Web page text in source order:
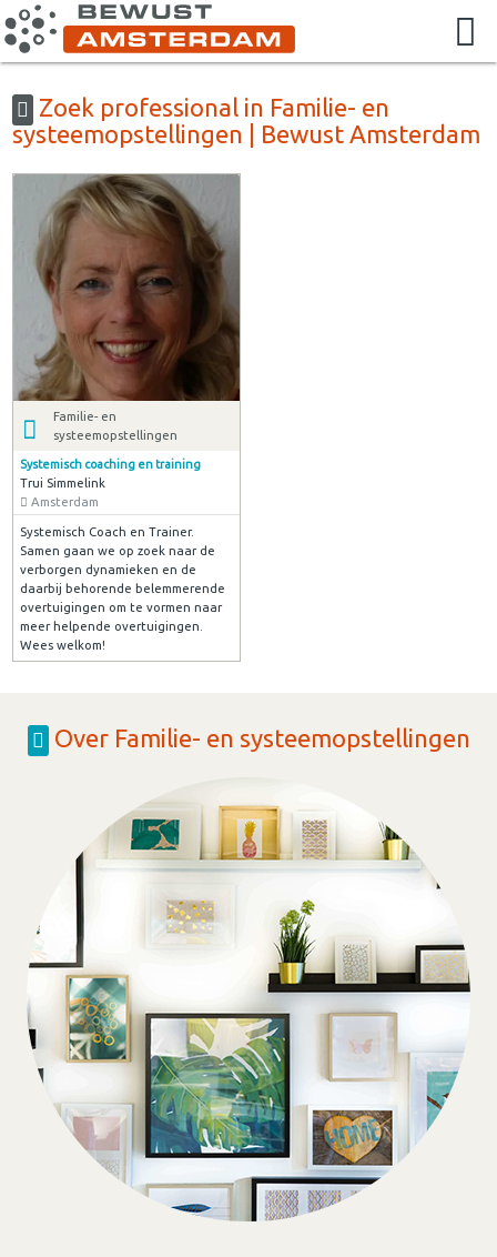
Zoek professional in Familie- en
systeemopstellingen | Bewust Amsterdam
Familie- en
systeemopstellingen
Systemisch coaching en training
Trui Simmelink
Amsterdam
Systemisch Coach en Trainer.
Samen gaan we op zoek naar de
verborgen dynamieken en de
daarbij behorende belemmerende
overtuigingen om te vormen naar
meer helpende overtuigingen.
Wees welkom!
Over Familie- en systeemopstellingen